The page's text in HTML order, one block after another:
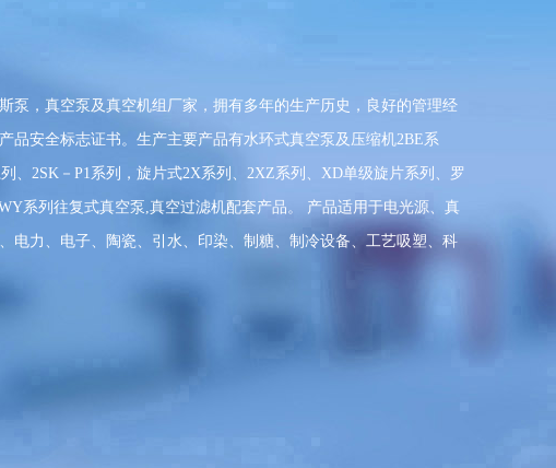
泵，真空泵及真空机组厂家，拥有多年的生产历史，良好的管理经
品安全标志证书。生产主要产品有水环式真空泵及压缩机2BE系
、2SK－P1系列，旋片式2X系列、2XZ系列、XD单级旋片系列、罗
系列往复式真空泵,真空过滤机配套产品。 产品适用于电光源、真
电力、电子、陶瓷、引水、印染、制糖、制冷设备、工艺吸塑、科